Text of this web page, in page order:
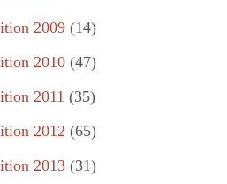
2009 (14)
2010 (47)
2011 (35)
2012 (65)
2013 (31)